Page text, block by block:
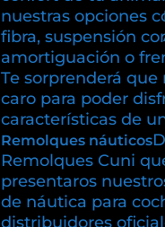
nuestras opciones
fibra, suspensión
amortiguación o
Te sorprenderá que
caro para poder
características de
Remolques náuticos
Remolques Cuni
presentaros
de náutica para
distribuidores